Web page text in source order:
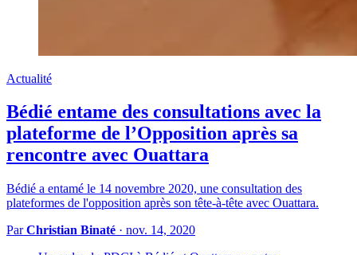
Actualité
Bédié entame des consultations avec la
plateforme de l’Opposition après sa
rencontre avec Ouattara
Bédié a entamé le 14 novembre 2020, une consultation des
plateformes de l'opposition après son tête-à-tête avec Ouattara.
ParChristian Binaté · nov. 14, 2020